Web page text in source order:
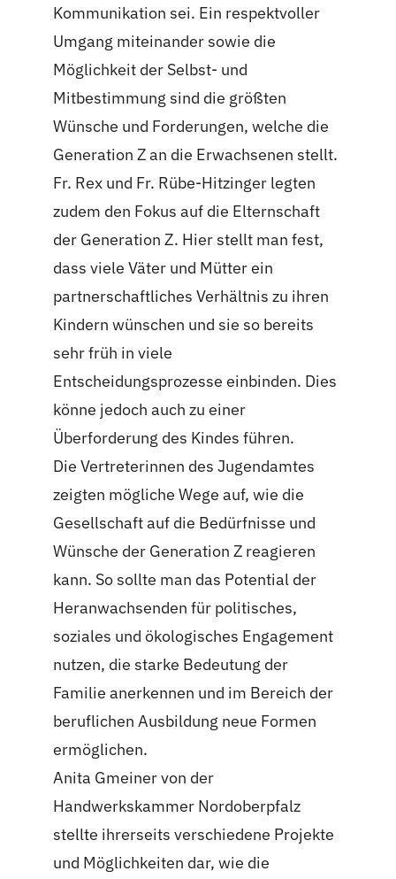
Kommunikation sei. Ein respektvoller
Umgang miteinander sowie die
Möglichkeit der Selbst- und
Mitbestimmung sind die größten
Wünsche und Forderungen, welche die
Generation Z an die Erwachsenen stellt.
Fr. Rex und Fr. Rübe-Hitzinger legten
zudem den Fokus auf die Elternschaft
der Generation Z. Hier stellt man fest,
dass viele Väter und Mütter ein
partnerschaftliches Verhältnis zu ihren
Kindern wünschen und sie so bereits
sehr früh in viele
Entscheidungsprozesse einbinden. Dies
könne jedoch auch zu einer
Überforderung des Kindes führen.
Die Vertreterinnen des Jugendamtes
zeigten mögliche Wege auf, wie die
Gesellschaft auf die Bedürfnisse und
Wünsche der Generation Z reagieren
kann. So sollte man das Potential der
Heranwachsenden für politisches,
soziales und ökologisches Engagement
nutzen, die starke Bedeutung der
Familie anerkennen und im Bereich der
beruflichen Ausbildung neue Formen
ermöglichen.
Anita Gmeiner von der
Handwerkskammer Nordoberpfalz
stellte ihrerseits verschiedene Projekte
und Möglichkeiten dar, wie die